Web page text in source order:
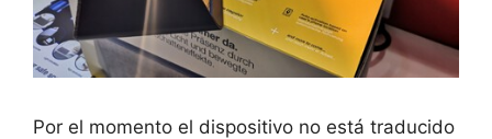
Por el momento el dispositivo no está traducido